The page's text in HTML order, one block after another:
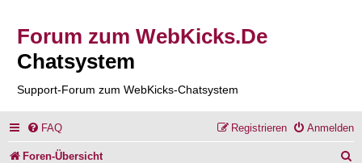
Forum zum WebKicks.De
Chatsystem
Support-Forum zum WebKicks-Chatsystem
FAQ Anmelden
Registrieren
Foren-Übersicht